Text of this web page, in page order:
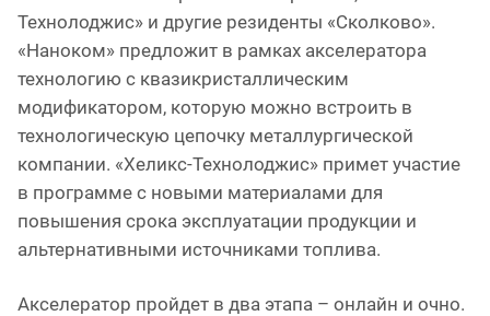
Технолоджис» и другие резиденты «Сколково».
«Наноком» предложит в рамках акселератора
технологию с квазикристаллическим
модификатором, которую можно встроить в
технологическую цепочку металлургической
компании. «Хеликс-Технолоджис» примет участие
в программе с новыми материалами для
повышения срока эксплуатации продукции и
альтернативными источниками топлива.
Акселератор пройдет в два этапа – онлайн и очно.